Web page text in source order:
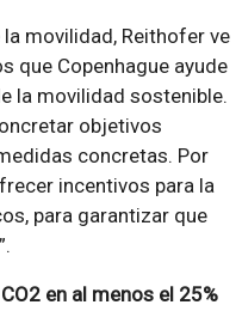
movilidad, Reithofer ve
que Copenhague ayude
la movilidad sostenible.
objetivos
concretas. Por
incentivos para la
para garantizar que
en al menos el 25%